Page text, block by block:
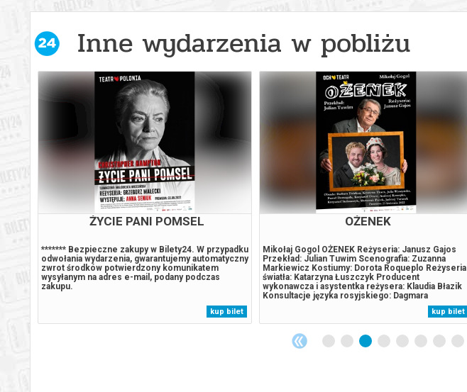
21.09.2026 , g. 21:00
Warszawa 22.09.2026 , g. 21:00(wtorek)
23.09.2026 , g. 21:00(środa)
Warszawa 24.09.2026 , g. 21:00(czwartek)
Warszawa 25.09.2026 , g. 21:00(piątek)
Warszawa 26.09.2026 , g. 21:00(sobota)
Warszawa 27.09.2026 , g. 21:00(niedziela)
(poniedziałek)
Inne wydarzenia w pobliżu
ŻYCIE PANI POMSEL
******* Bezpieczne zakupy w Bilety24. W przypadku
odwołania wydarzenia, gwarantujemy automatyczny
zwrot środków potwierdzony komunikatem
wysyłanym na adres e-mail, podany podczas
zakupu.
kup bilet
OŻENEK
Mikołaj Gogol OŻENEK Reżyseria: Janusz Gajos
Przekład: Julian Tuwim Scenografia: Zuzanna
Markiewicz Kostiumy: Dorota Roqueplo Reżyseria
światła: Katarzyna Łuszczyk Producent
wykonawcza i asystentka reżysera: Klaudia Błazik
Konsultacje języka rosyjskiego: Dagmara
Kłosińska Asystentka kostiumografki: Marzena
Wojciechowska Asystentka ds. scenografii i
kostiumów: Małgorzata Domańska Asystent
producentki...
kup bilet